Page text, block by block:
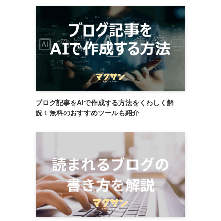
ブログ記事をAIで作成する方法をくわしく解
説！無料のおすすめツールも紹介